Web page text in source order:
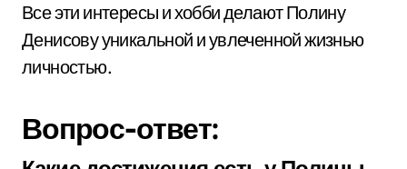
Все эти интересы и хобби делают Полину
Денисову уникальной и увлеченной жизнью
личностью.
Вопрос-ответ: